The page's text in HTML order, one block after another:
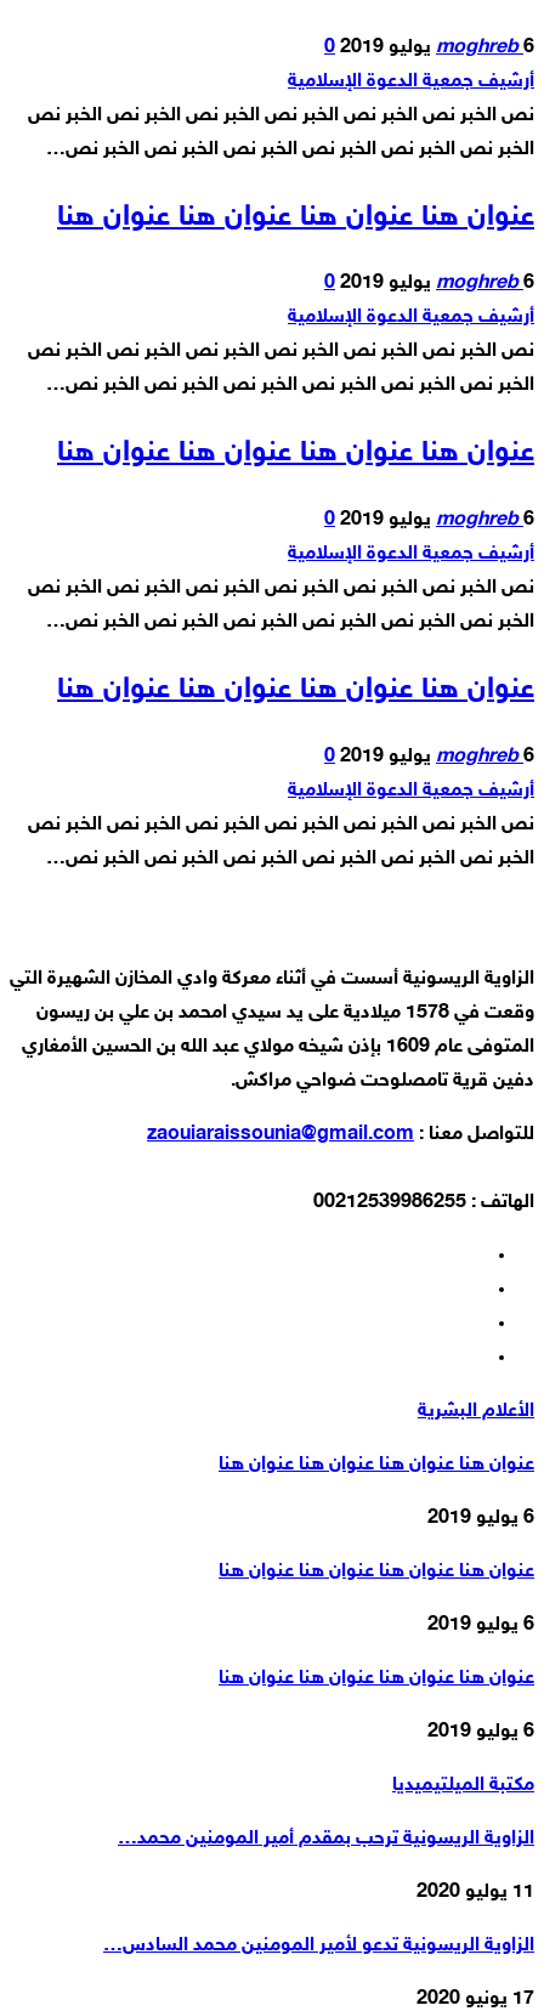
moghreb6 يوليو 2019
0
أرشيف جمعية الدعوة الإسلامية
نص الخبر نص الخبر نص الخبر نص الخبر نص الخبر نص الخبر نص
الخبر نص الخبر نص الخبر نص الخبر نص الخبر نص الخبر نص…
عنوان هنا عنوان هنا عنوان هنا عنوان هنا
moghreb6 يوليو 2019
0
أرشيف جمعية الدعوة الإسلامية
نص الخبر نص الخبر نص الخبر نص الخبر نص الخبر نص الخبر نص
الخبر نص الخبر نص الخبر نص الخبر نص الخبر نص الخبر نص…
عنوان هنا عنوان هنا عنوان هنا عنوان هنا
moghreb6 يوليو 2019
0
أرشيف جمعية الدعوة الإسلامية
نص الخبر نص الخبر نص الخبر نص الخبر نص الخبر نص الخبر نص
الخبر نص الخبر نص الخبر نص الخبر نص الخبر نص الخبر نص…
عنوان هنا عنوان هنا عنوان هنا عنوان هنا
moghreb6 يوليو 2019
0
أرشيف جمعية الدعوة الإسلامية
نص الخبر نص الخبر نص الخبر نص الخبر نص الخبر نص الخبر نص
الخبر نص الخبر نص الخبر نص الخبر نص الخبر نص الخبر نص…
الزاوية الريسونية أسست في أثناء معركة وادي المخازن الشهيرة التي
وقعت في 1578 ميلادية على يد سيدي امحمد بن علي بن ريسون
المتوفى عام 1609 بإذن شيخه مولاي عبد الله بن الحسين الأمغاري
دفين قرية تامصلوحت ضواحي مراكش.
للتواصل معنا : zaouiaraissounia@gmail.com
الهاتف : 00212539986255
الأعلام البشرية
عنوان هنا عنوان هنا عنوان هنا عنوان هنا
6 يوليو 2019
عنوان هنا عنوان هنا عنوان هنا عنوان هنا
6 يوليو 2019
عنوان هنا عنوان هنا عنوان هنا عنوان هنا
6 يوليو 2019
مكتبة الميلتيميديا
الزاوية الريسونية ترحب بمقدم أمير المومنين محمد…
11 يوليو 2020
الزاوية الريسونية تدعو لأمير المومنين محمد السادس…
17 يونيو 2020